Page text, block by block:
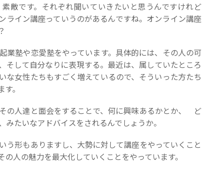
敵です。それぞれ聞いていきたいと思うんですけれど
ライン講座っていうのがあるんですね。オンライン講座
業塾や恋愛塾をやっています。具体的には、その人の可
そして自分なりに表現する。最近は、属していたところ
な女性たちもすごく増えているので、そういった方たち
。
の人達と面会をすることで、何に興味あるかとか、 ど
たいなアドバイスをされるんでしょうか。
う形もありますし、大勢に対して講座をやっていくこと
人の魅力を最大化していくことをやっています。